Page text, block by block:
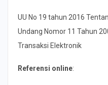
UU No 19 tahun 2016
Undang Nomor 11 Tahun
Transaksi Elektronik
Referensi online: